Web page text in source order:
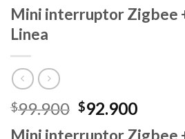
Mini interruptor Zigbee
Linea
$99.900 Original
$92.900
price